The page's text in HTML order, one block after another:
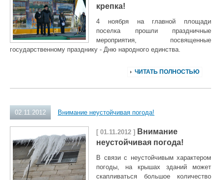
крепка!
4 ноября на главной площади
поселка прошли праздничные
мероприятия, посвященные
государственному празднику - Дню народного единства.
ЧИТАТЬ ПОЛНОСТЬЮ
02.11.2012 Внимание неустойчивая погода!
[ 01.11.2012 ] Внимание
неустойчивая погода!
В связи с неустойчивым характером
погоды, на крышах зданий может
скапливаться большое количество